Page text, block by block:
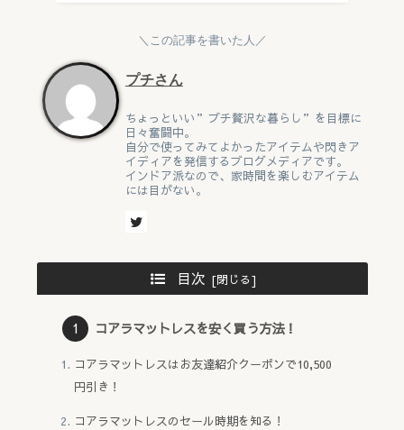
＼この記事を書いた人／
プチさん
ちょっといい”プチ贅沢な暮らし”を目標に
日々奮闘中。
自分で使ってみてよかったアイテムや閃きア
イディアを発信するブログメディアです。
インドア派なので、家時間を楽しむアイテム
には目がない。
目次
コアラマットレスを安く買う方法！
コアラマットレスはお友達紹介クーポンで10,500
円引き！
コアラマットレスのセール時期を知る！